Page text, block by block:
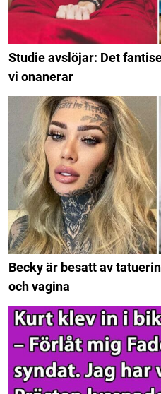
Studie avslöjar: Det
vi onanerar
Becky är besatt av
och vagina